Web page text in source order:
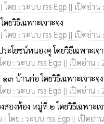
ดย : ระบบ rss Egp || เปิดอ่าน
ยวิธีเฉพาะเจาะจง
ดย : ระบบ rss Egp || เปิดอ่าน
โยชน์หนองคู โดยวิธีเฉพาะเจ
ย : ระบบ rss Egp || เปิดอ่าน :
๓ บ้านก่อ โดยวิธีเฉพาะเจาะจง
ย : ระบบ rss Egp || เปิดอ่าน :
องห้อง หมู่ที่ ๒ โดยวิธีเฉพาะเจ
โดย : ระบบ rss Egp || เปิดอ่า